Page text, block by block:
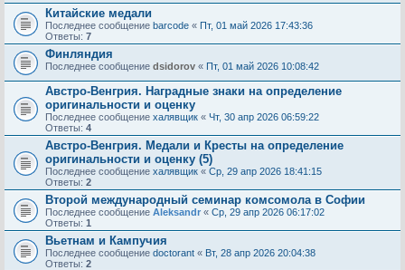
Китайские медали
Последнее сообщение barcode « Пт, 01 май 2026 17:43:36
Ответы: 7
Финляндия
Последнее сообщение dsidorov « Пт, 01 май 2026 10:08:42
Австро-Венгрия. Наградные знаки на определение
оригинальности и оценку
Последнее сообщение халявщик « Чт, 30 апр 2026 06:59:22
Ответы: 4
Австро-Венгрия. Медали и Кресты на определение
оригинальности и оценку (5)
Последнее сообщение халявщик « Ср, 29 апр 2026 18:41:15
Ответы: 2
Второй международный семинар комсомола в Софии
Последнее сообщение Aleksandr « Ср, 29 апр 2026 06:17:02
Ответы: 1
Вьетнам и Кампучия
Последнее сообщение doctorant « Вт, 28 апр 2026 20:04:38
Ответы: 2